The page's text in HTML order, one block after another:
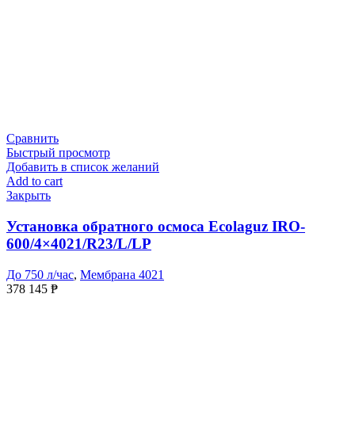
Сравнить
Быстрый просмотр
Добавить в список желаний
Add to cart
Закрыть
Установка обратного осмоса Ecolaguz IRO-
600/4×4021/R23/L/LP
До 750 л/час, Мембрана 4021
378 145 ₱